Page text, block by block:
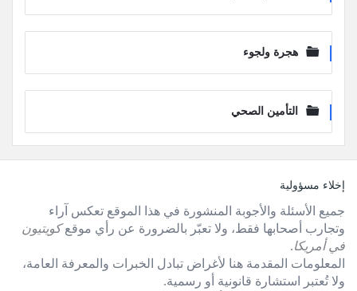
هجرة ولجوء
التأمين الصحي
الفوترإخلاء مسؤولية
جميع الأسئلة والأجوبة المنشورة في هذا الموقع تعكس آراء
وتجارب أصحابها فقط، ولا تعبّر بالضرورة عن رأي موقعكويتيون
في أمريكا.
المعلومات المقدمة هنا لأغراض تبادل الخبرات والمعرفة العامة،
ولا تُعتبر استشارة قانونية أو رسمية.